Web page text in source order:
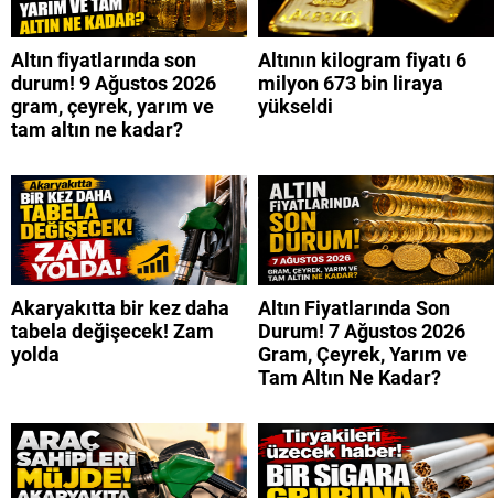
Altın fiyatlarında son
durum! 9 Ağustos 2026
gram, çeyrek, yarım ve
tam altın ne kadar?
Altının kilogram fiyatı 6
milyon 673 bin liraya
yükseldi
Akaryakıtta bir kez daha
tabela değişecek! Zam
yolda
Altın Fiyatlarında Son
Durum! 7 Ağustos 2026
Gram, Çeyrek, Yarım ve
Tam Altın Ne Kadar?